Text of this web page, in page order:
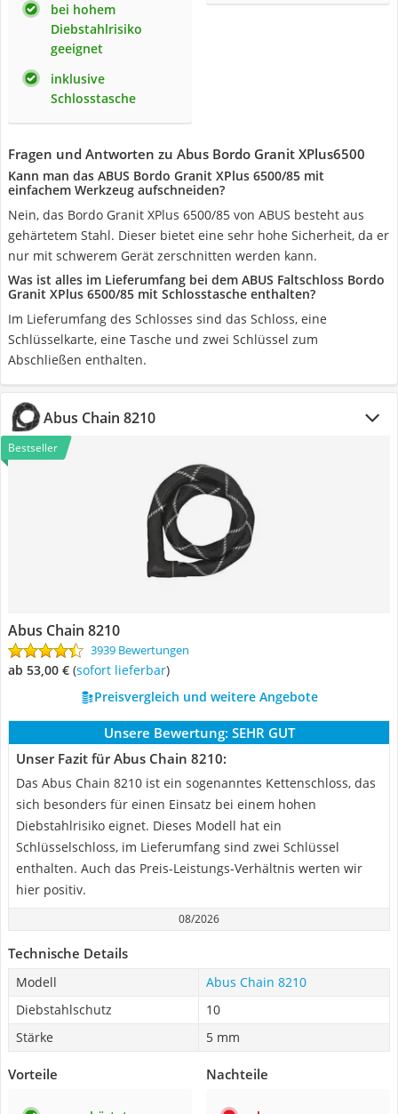
bei hohem
Diebstahlrisiko
geeignet
inklusive
Schlosstasche
Fragen und Antworten zu Abus Bordo Granit XPlus6500
Kann man das ABUS Bordo Granit XPlus 6500/85 mit
einfachem Werkzeug aufschneiden?
Nein, das Bordo Granit XPlus 6500/85 von ABUS besteht aus
gehärtetem Stahl. Dieser bietet eine sehr hohe Sicherheit, da er
nur mit schwerem Gerät zerschnitten werden kann.
Was ist alles im Lieferumfang bei dem ABUS Faltschloss Bordo
Granit XPlus 6500/85 mit Schlosstasche enthalten?
Im Lieferumfang des Schlosses sind das Schloss, eine
Schlüsselkarte, eine Tasche und zwei Schlüssel zum
Abschließen enthalten.
Abus Chain 8210
Bestseller
Abus Chain 8210
3939 Bewertungen
ab 53,00 € ( Sofort lieferbar)
Preisvergleich und weitere Angebote
Unsere Bewertung: SEHR GUT
Unser Fazit für Abus Chain 8210:
Das Abus Chain 8210 ist ein sogenanntes Kettenschloss, das
sich besonders für einen Einsatz bei einem hohen
Diebstahlrisiko eignet. Dieses Modell hat ein
Schlüsselschloss, im Lieferumfang sind zwei Schlüssel
enthalten. Auch das Preis-Leistungs-Verhältnis werten wir
hier positiv.
08/2026
Technische Details
Modell
Abus Chain 8210
Diebstahlschutz
10
Stärke
5 mm
Vorteile Nachteile